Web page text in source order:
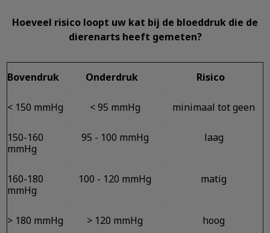
Hoeveel risico loopt uw kat bij de bloeddruk die de
dierenarts heeft gemeten?
Bovendruk Onderdruk Risico
< 150 mmHg < 95 mmHg minimaal tot geen
150-160
mmHg
95 - 100 mmHg laag
160-180
mmHg
100 - 120 mmHg matig
> 180 mmHg > 120 mmHg hoog